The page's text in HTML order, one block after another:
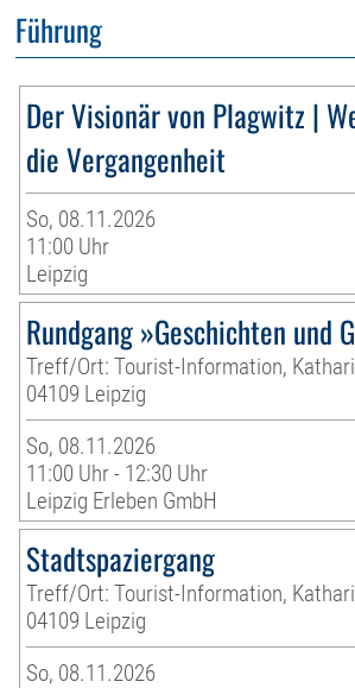
Führung
Der Visionär von Plagwitz |
die Vergangenheit
So, 08.11.2026
11:00 Uhr
Leipzig
Rundgang »Geschichten und
Treff/Ort: Tourist-Information,
04109 Leipzig
So, 08.11.2026
11:00 Uhr - 12:30 Uhr
Leipzig Erleben GmbH
Stadtspaziergang
Treff/Ort: Tourist-Information,
04109 Leipzig
So, 08.11.2026